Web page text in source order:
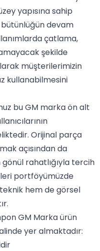
yapısına sahip
bütünlüğün devam
çatlama,
şekilde
müşterilerimizin
kullanabilmesini
bu GM marka ön alt
Orijinal parça
açısından da
rahatlığıyla tercih
portföyümüzde
hem de görsel
GM Marka ürün
yer almaktadır: